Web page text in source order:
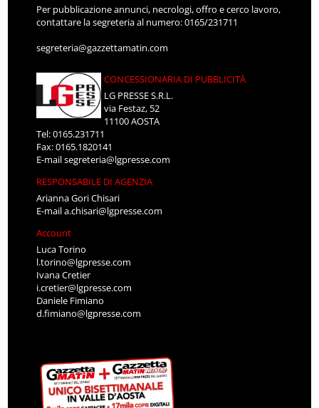
Per pubblicazione annunci, necrologi, offro e cerco lavoro,
contattare la segreteria al numero: 0165/231711
segreteria@gazzettamatin.com
CONCESSIONARIA DI PUBBLICITÀ
LG PRESSE S.R.L.
via Festaz, 52
11100 AOSTA
Tel: 0165.231711
Fax: 0165.1820141
E-mailsegreteria@lgpresse.com
RESPONSABILE DI AGENZIA
Arianna Gori Chisari
E-maila.chisari@lgpresse.com
Account
Luca Torino
l.torino@lgpresse.com
Ivana Cretier
i.cretier@lgpresse.com
Daniele Fimiano
d.fimiano@lgpresse.com